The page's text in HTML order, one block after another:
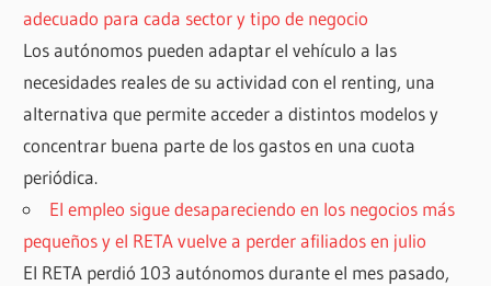
adecuado para cada sector y tipo de negocio
Los autónomos pueden adaptar el vehículo a las
necesidades reales de su actividad con el renting, una
alternativa que permite acceder a distintos modelos y
concentrar buena parte de los gastos en una cuota
periódica.
El empleo sigue desapareciendo en los negocios más
pequeños y el RETA vuelve a perder afiliados en julio
El RETA perdió 103 autónomos durante el mes pasado,